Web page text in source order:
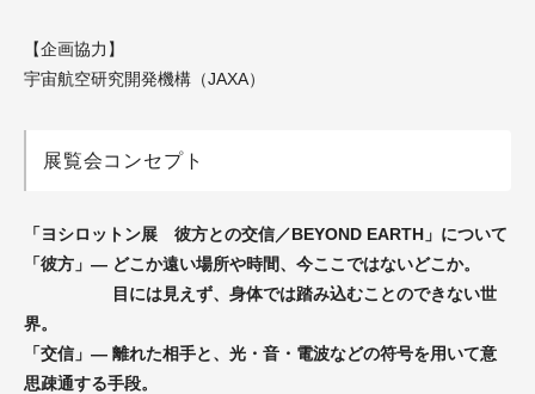
【企画協力】
宇宙航空研究開発機構（JAXA）
展覧会コンセプト
「ヨシロットン展 彼方との交信／BEYOND EARTH」について
「彼方」― どこか遠い場所や時間、今ここではないどこか。
目には見えず、身体では踏み込むことのできない世
界。
「交信」― 離れた相手と、光・音・電波などの符号を用いて意
思疎通する手段。